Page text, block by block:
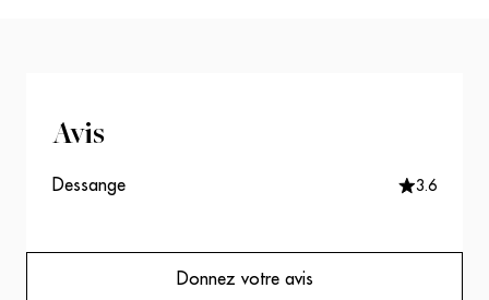
Avis
Dessange 3.6
Donnez votre avis